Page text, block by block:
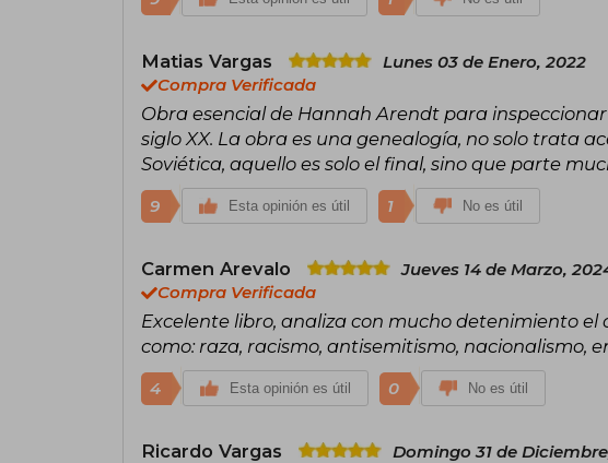
Matias Vargas
Lunes 03 de Enero, 2022
Compra Verificada
Obra esencial de Hannah Arendt para
siglo XX. La obra es una genealogía, no solo trata
Soviética, aquello es solo el final, sino que parte
9 Esta opinión es útil 1 No es útil
Carmen Arevalo
Jueves 14 de Marzo,
Compra Verificada
Excelente libro, analiza con mucho detenimiento
como: raza, racismo, antisemitismo, nacionalismo,
4 Esta opinión es útil 0 No es útil
Ricardo Vargas
Domingo 31 de